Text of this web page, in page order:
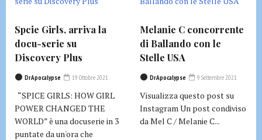
Spcie Girls, arriva la
docu-serie su
Discovery Plus
DrApocalypse 19 Ottobre 2021
“SPICE GIRLS: HOW GIRL
POWER CHANGED THE
WORLD” è una docuserie in 3
puntate da un'ora che
Melanie C concorrente
di Ballando con le
Stelle USA
DrApocalypse 9 Settembre 2021
Visualizza questo post su
Instagram Un post condiviso
da Mel C / Melanie C...